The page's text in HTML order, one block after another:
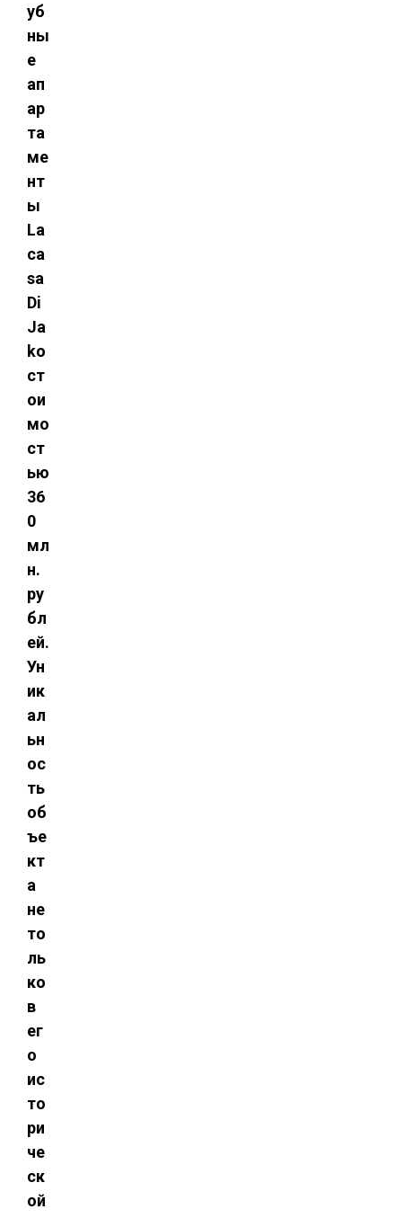
уб
ны
е
ап
ар
та
ме
нт
ы
La
ca
sa
Di
Ja
ko
ст
ои
мо
ст
ью
36
0
мл
н.
ру
бл
ей.
Ун
ик
ал
ьн
ос
ть
об
ъе
кт
а
не
то
ль
ко
в
ег
о
ис
то
ри
че
ск
ой